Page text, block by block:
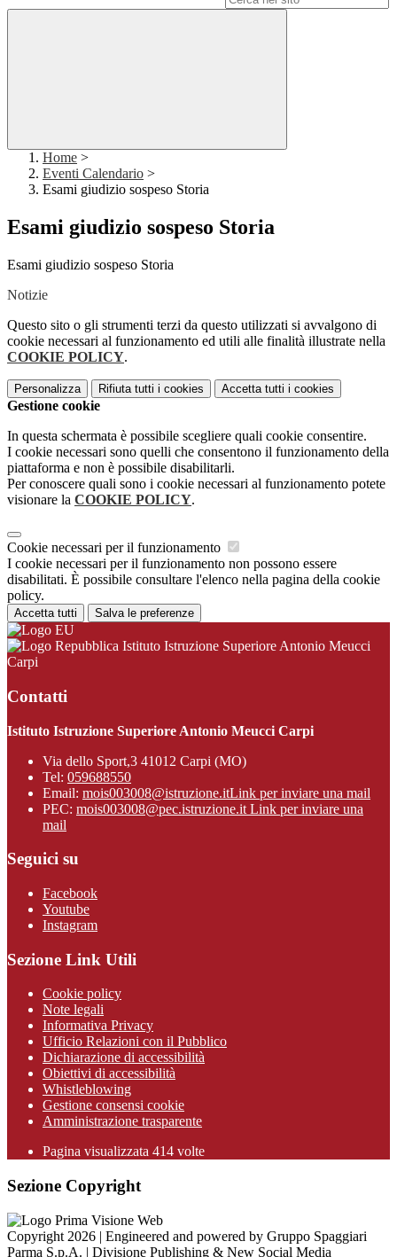
Home >
Eventi Calendario >
Esami giudizio sospeso Storia
Esami giudizio sospeso Storia
Esami giudizio sospeso Storia
Notizie
Questo sito o gli strumenti terzi da questo utilizzati si avvalgono di
cookie necessari al funzionamento ed utili alle finalità illustrate nella
COOKIE POLICY.
Personalizza Rifiuta tutti i cookies Accetta tutti i cookies
Gestione cookie
In questa schermata è possibile scegliere quali cookie consentire.
I cookie necessari sono quelli che consentono il funzionamento della
piattaforma e non è possibile disabilitarli.
Per conoscere quali sono i cookie necessari al funzionamento potete
visionare la COOKIE POLICY.
Cookie necessari per il funzionamento
I cookie necessari per il funzionamento non possono essere
disabilitati. È possibile consultare l'elenco nella pagina della cookie
policy.
Accetta tutti Salva le preferenze
Istituto Istruzione Superiore Antonio Meucci
Carpi
Contatti
Istituto Istruzione Superiore Antonio Meucci Carpi
Via dello Sport,3 41012 Carpi (MO)
Tel: 059688550
Email: mois003008@istruzione.itLink per inviare una mail
PEC: mois003008@pec.istruzione.it Link per inviare una
mail
Seguici su
Facebook
Youtube
Instagram
Sezione Link Utili
Cookie policy
Note legali
Informativa Privacy
Ufficio Relazioni con il Pubblico
Dichiarazione di accessibilità
Obiettivi di accessibilità
Whistleblowing
Gestione consensi cookie
Amministrazione trasparente
Pagina visualizzata 414 volte
Sezione Copyright
Copyright 2026 | Engineered and powered by Gruppo Spaggiari
Parma S.p.A. | Divisione Publishing & New Social Media